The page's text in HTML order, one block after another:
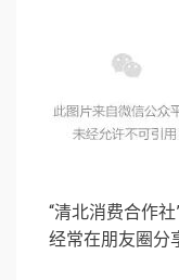
“清北消费合作
经常在朋友圈分